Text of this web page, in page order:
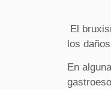
El
los
En